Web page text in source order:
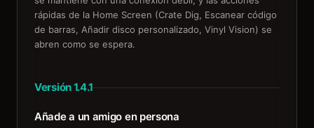
rápidas de la Home Screen (Crate Dig, Escanear código
de barras, Añadir disco personalizado, Vinyl Vision) se
abren como se espera.
Versión 1.4.1
Añade a un amigo en persona